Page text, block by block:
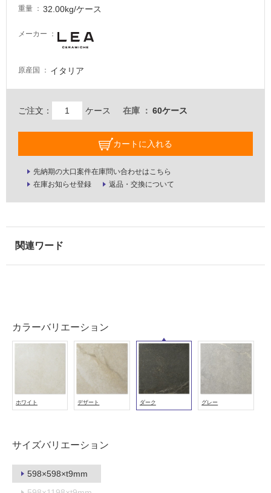
重量 32.00kg/ケース
メーカー
原産国 イタリア
ご注文： ケース 在庫 60ケース
カートに入れる
先納期の大口案件在庫問い合わせはこちら
在庫お知らせ登録
返品・交換について
カラーバリエーション
ホワイト デザート ダーク グレー
サイズバリエーション
598×598×t9mm
要
し
い
い
壁・
壁・
壁
使
用
冷
地
用
不